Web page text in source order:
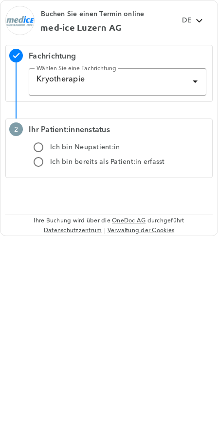
Buchen Sie einen Termin online
med-ice Luzern AG
check
Fachrichtung
Kryotherapie
Wählen Sie eine Fachrichtung
2 Ihr Patient:innenstatus
Ich bin Neupatient:in
Ich bin bereits als Patient:in erfasst
Ihre Buchung wird über dieOneDoc AGdurchgeführt
Datenschutzzentrum Verwaltung der Cookies